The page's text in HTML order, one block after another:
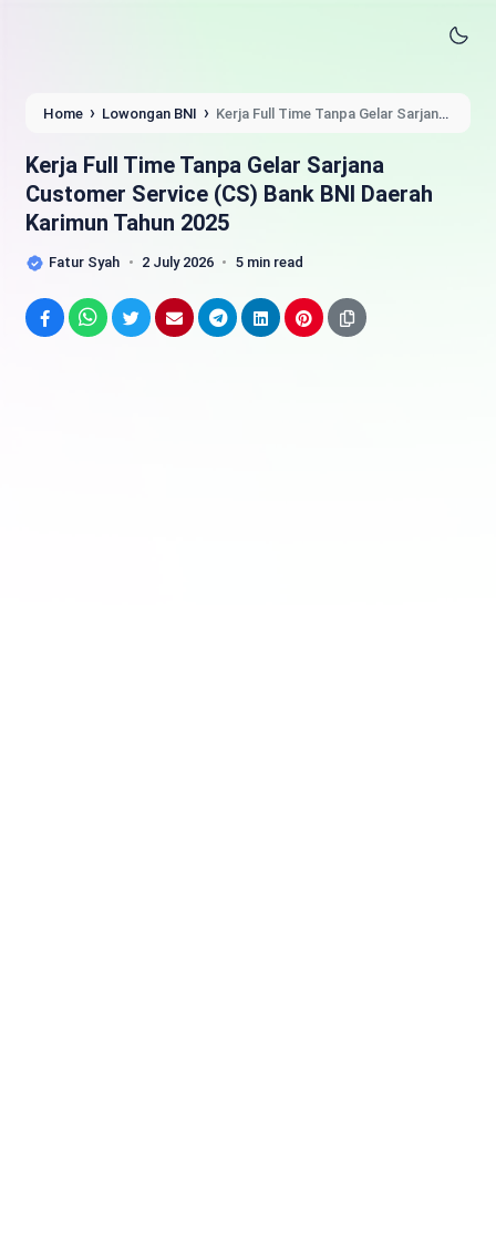
Home › Lowongan BNI › Kerja Full Time Tanpa Gelar Sarjana
Kerja Full Time Tanpa Gelar Sarjana
Customer Service (CS) Bank BNI Daerah
Karimun Tahun 2025
Fatur Syah 2 July 2026 5 min read